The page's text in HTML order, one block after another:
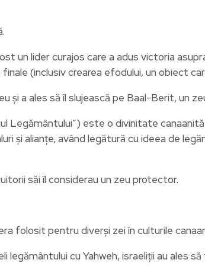
un lider curajos care a adus victoria
(inclusiv crearea efodului, un obiect
și a ales să îl slujească pe Baal-Berit, un
Legământului”) este o divinitate
și alianțe, având legătură cu ideea de
săi îl considerau un zeu protector.
folosit pentru diverși zei în culturile
legământului cu Yahweh, israeliții au